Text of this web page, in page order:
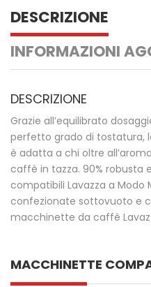
DESCRIZIONE
INFORMAZIONI
DESCRIZIONE
Grazie all’equilibrato
perfetto grado di tostatura,
è adatta a chi oltre
caffè in tazza. 90% robusta
compatibili Lavazza a
confezionate sottovuoto e
macchinette da caffè
MACCHINETTE